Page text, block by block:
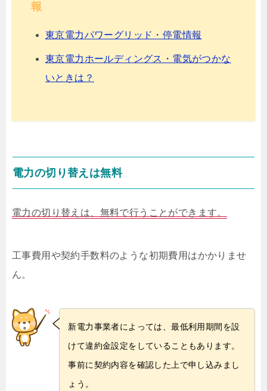
報
東京電力パワーグリッド・停電情報
東京電力ホールディングス・電気がつかな
いときは？
電力の切り替えは無料
電力の切り替えは、無料で行うことができます。
工事費用や契約手数料のような初期費用はかかりませ
ん。
新電力事業者によっては、最低利用期間を設
けて違約金設定をしていることもあります。
事前に契約内容を確認した上で申し込みまし
ょう。